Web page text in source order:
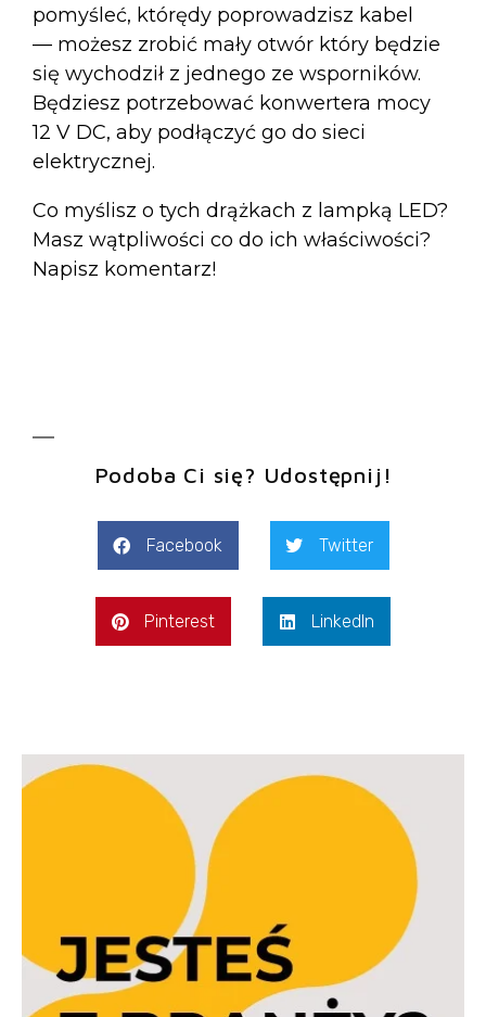
pomyśleć, którędy poprowadzisz kabel
— możesz zrobić mały otwór który będzie
się wychodził z jednego ze wsporników.
Będziesz potrzebować konwertera mocy
12 V DC, aby podłączyć go do sieci
elektrycznej.
Co myślisz o tych drążkach z lampką LED?
Masz wątpliwości co do ich właściwości?
Napisz komentarz!
Podoba Ci się? Udostępnij!
Facebook Twitter
Pinterest LinkedIn